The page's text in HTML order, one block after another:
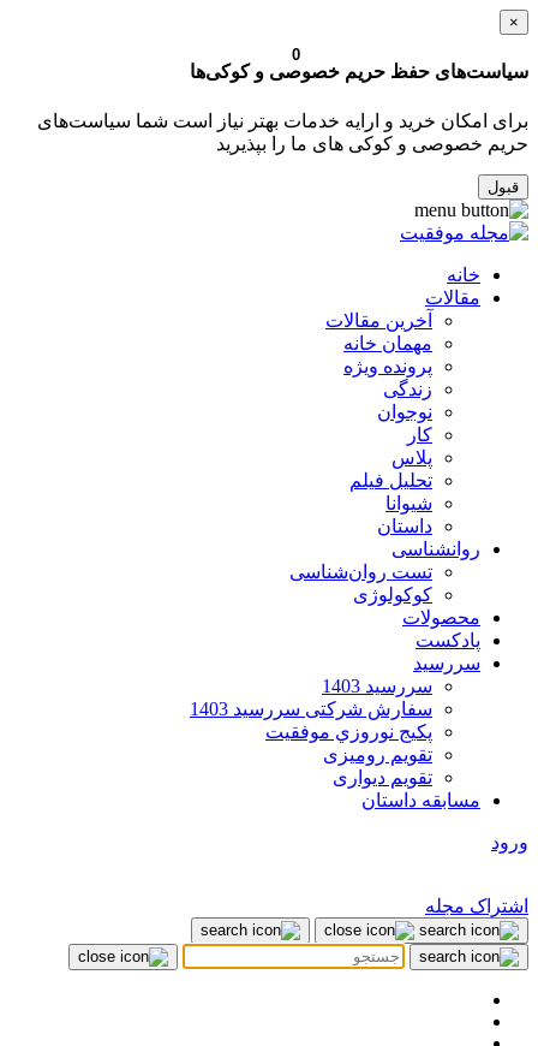
×
سیاست‌های حفظ حریم خصوصی و کوکی‌ها
برای امکان خرید و ارایه خدمات بهتر نیاز است شما سیاست‌های
حریم خصوصی و کوکی های ما را بپذیرید
قبول
خانه
مقالات
آخرین مقالات
مهمان خانه
پرونده ویژه
زندگی
نوجوان
کار
پلاس
تحلیل فیلم
شیوانا
داستان
روانشناسی
تست روان‌شناسی
کوکولوژی
محصولات
پادکست
سررسید
سررسید 1403
سفارش شرکتی سررسید 1403
پکيج نوروزي موفقيت
تقویم رومیزی
تقویم دیواری
مسابقه داستان
ورود
اشتراک مجله
0